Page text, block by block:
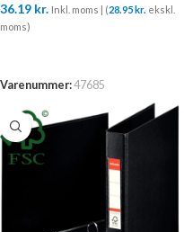
36.19 kr. Inkl. moms | (28.95kr. ekskl.
moms)
Varenummer:47685